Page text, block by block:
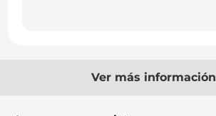
Ver más información